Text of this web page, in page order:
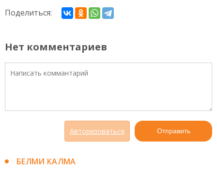
Поделиться:
Нет комментариев
Авторизоваться Отправить
БЕЛМИ КАЛМА